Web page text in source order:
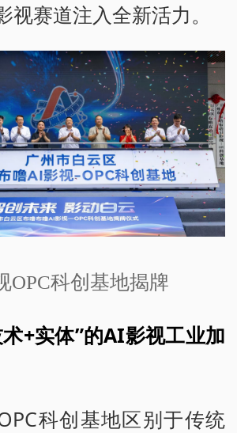
视赛道注入全新活力。
OPC科创基地揭牌
+实体”的AI影视工业加
科创基地区别于传统